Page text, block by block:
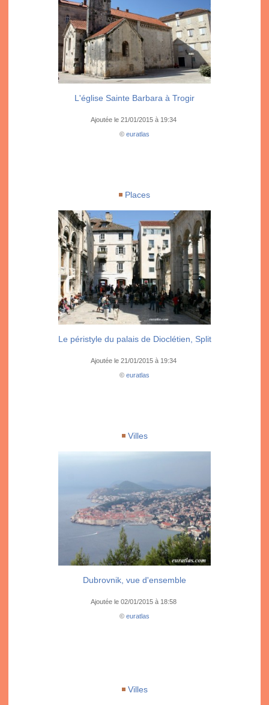
L'église Sainte Barbara à Trogir
Ajoutée le 21/01/2015 à 19:34
© euratlas
Places
Le péristyle du palais de Dioclétien, Split
Ajoutée le 21/01/2015 à 19:34
© euratlas
Villes
Dubrovnik, vue d'ensemble
Ajoutée le 02/01/2015 à 18:58
© euratlas
Villes